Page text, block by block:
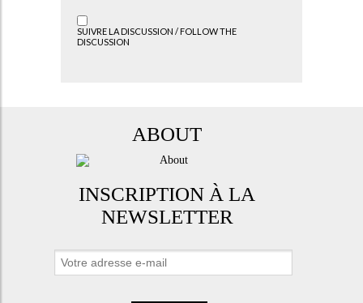
SUIVRE LA DISCUSSION / FOLLOW THE
DISCUSSION
ABOUT
INSCRIPTION À LA
NEWSLETTER